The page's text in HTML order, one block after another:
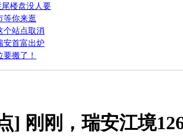
尾楼盘没人要
等你来逛
个站点取消
安首富出炉
要搬了！
] 刚刚，瑞安江境